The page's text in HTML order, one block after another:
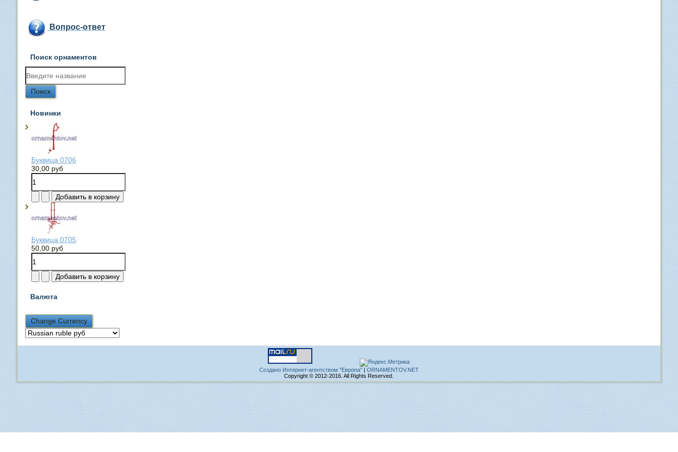
Вопрос-ответ
Поиск орнаментов
Новинки
Буквица 0706
30,00 руб
Буквица 0705
50,00 руб
Валюта
Создано Интернет-агентством "Европа"| ORNAMENTOV.NET
Copyright © 2012-2016. All Rights Reserved.